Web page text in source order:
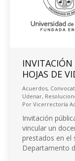
INVITACIÓN
HOJAS DE
Acuerdos,
Udenar,
Por Vicerrectoría
Invitación
vincular un
prestados en el
Departamento